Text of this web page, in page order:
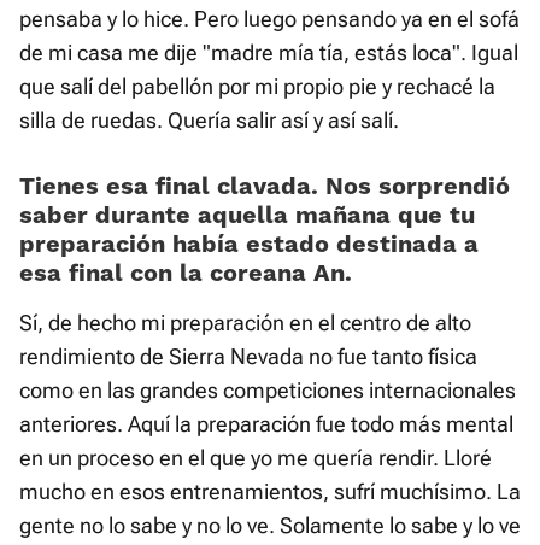
pensaba y lo hice. Pero luego pensando ya en el sofá
de mi casa me dije "madre mía tía, estás loca". Igual
que salí del pabellón por mi propio pie y rechacé la
silla de ruedas. Quería salir así y así salí.
Tienes esa final clavada. Nos sorprendió
saber durante aquella mañana que tu
preparación había estado destinada a
esa final con la coreana An.
Sí, de hecho mi preparación en el centro de alto
rendimiento de Sierra Nevada no fue tanto física
como en las grandes competiciones internacionales
anteriores. Aquí la preparación fue todo más mental
en un proceso en el que yo me quería rendir. Lloré
mucho en esos entrenamientos, sufrí muchísimo. La
gente no lo sabe y no lo ve. Solamente lo sabe y lo ve